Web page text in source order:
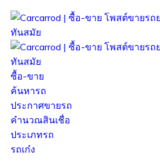
ซื้อ-ขาย
ค้นหารถ
ประกาศขายรถ
คำนวณสินเชื่อ
ประเภทรถ
รถเก๋ง